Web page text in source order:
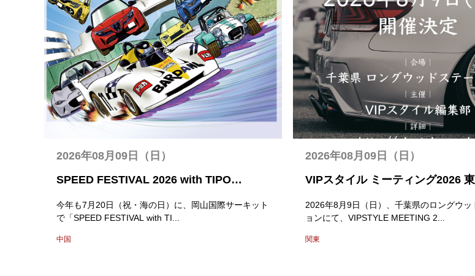
2026年08月09日（日）
SPEED FESTIVAL 2026 with TIPO
今年も7月20日（祝・海の日）に、岡山国際サーキット
で「SPEED FESTIVAL with TI...
中国
2026年08月09日（日）
VIPスタイル ミーティング2026
2026年8月9日（日）、千葉県のロングウッ
ョンにて、VIPSTYLE MEETING 2...
関東